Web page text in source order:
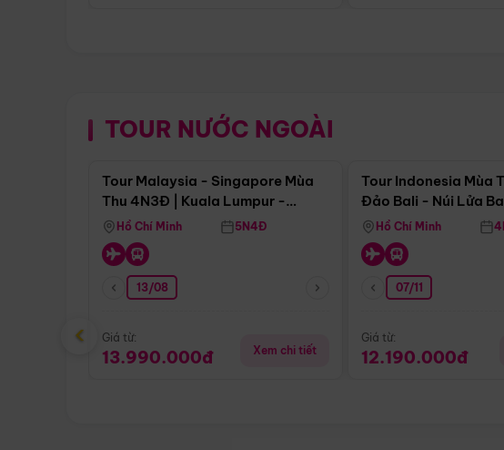
TOUR NƯỚC NGOÀI
Điểm nổi bật
Tour Malaysia - Singapore Mùa
Thu 4N3Đ | Kuala Lumpur -
Malacca - Johor Baru -
Singapore
Hồ Chí Minh 5N4Đ
13/08
Giá từ:
13.990.000đ Xem chi tiết
Tour Indonesia Mùa
Đảo Bali - Núi Lửa
Penglipuran
Hồ Chí Minh
07/11
Giá từ:
12.190.000đ
‹